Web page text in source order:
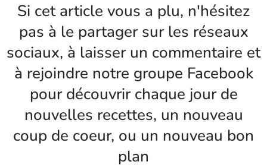
Si cet article vous a plu, n'hésitez
pas à le partager sur les réseaux
sociaux, à laisser un commentaire et
à rejoindre notre groupe Facebook
pour découvrir chaque jour de
nouvelles recettes, un nouveau
coup de coeur, ou un nouveau bon
plan